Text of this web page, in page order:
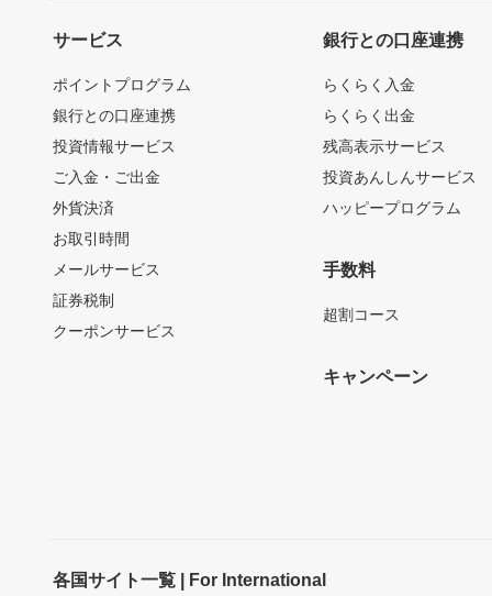
サービス
ポイントプログラム
銀行との口座連携
投資情報サービス
ご入金・ご出金
外貨決済
お取引時間
メールサービス
証券税制
クーポンサービス
銀行との口座連携
らくらく入金
らくらく出金
残高表示サービス
投資あんしんサービス
ハッピープログラム
手数料
超割コース
キャンペーン
各国サイト一覧 | For International